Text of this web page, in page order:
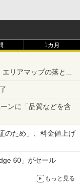
1カ月
リアマップの落とし
ンに「品質などを含
のため」、料金値上げ
60」がセール
もっと見る